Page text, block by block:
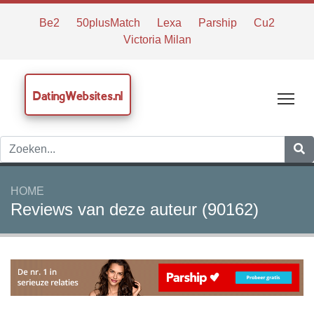
Be2 50plusMatch Lexa Parship
Cu2
Victoria Milan
DatingWebsites.nl
HOME
Reviews van deze auteur (90162)